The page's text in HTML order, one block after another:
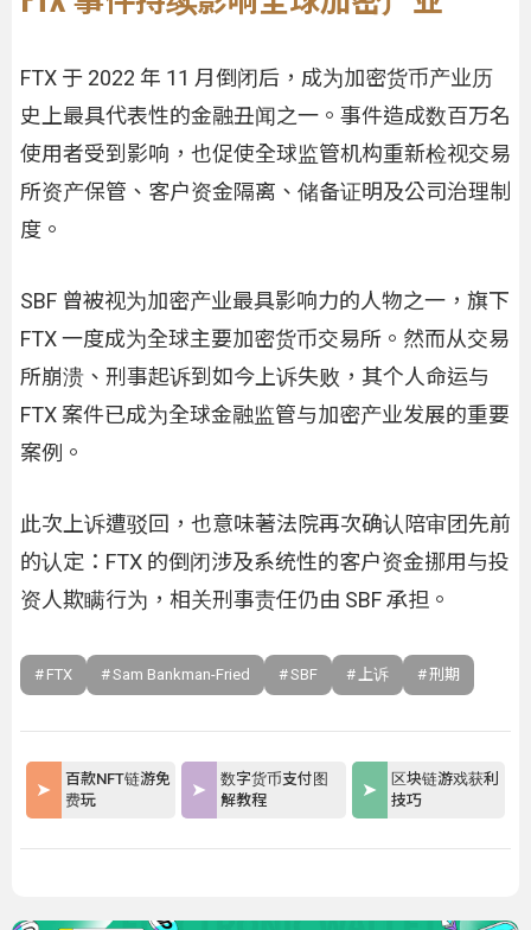
FTX 于 2022 年 11 月倒闭后，成为加密货币产业历
史上最具代表性的金融丑闻之一。事件造成数百万名
使用者受到影响，也促使全球监管机构重新检视交易
所资产保管、客户资金隔离、储备证明及公司治理制
度。
SBF 曾被视为加密产业最具影响力的人物之一，旗下
FTX 一度成为全球主要加密货币交易所。然而从交易
所崩溃、刑事起诉到如今上诉失败，其个人命运与
FTX 案件已成为全球金融监管与加密产业发展的重要
案例。
此次上诉遭驳回，也意味著法院再次确认陪审团先前
的认定：FTX 的倒闭涉及系统性的客户资金挪用与投
资人欺瞒行为，相关刑事责任仍由 SBF 承担。
FTX Sam Bankman-Fried SBF 上诉 刑期
百款NFT链游免
费玩
数字货币支付图
解教程
区块链游戏获利
技巧